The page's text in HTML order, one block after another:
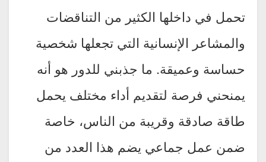
تحمل في داخلها الكثير من التناقضات
والمشاعر الإنسانية التي تجعلها شخصية
حساسة وعميقة. ما جذبني للدور هو أنه
يمنحني فرصة لتقديم أداء مختلف يحمل
طاقة صادقة وقريبة من الناس، خاصة
ضمن عمل جماعي يضم هذا العدد من